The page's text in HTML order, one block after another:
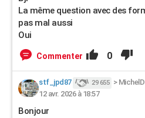
La même question avec des
pas mal aussi
Oui
Commenter 0
stf_jpd87 29 655 > MichelD
12 avr. 2026 à 18:57
Bonjour